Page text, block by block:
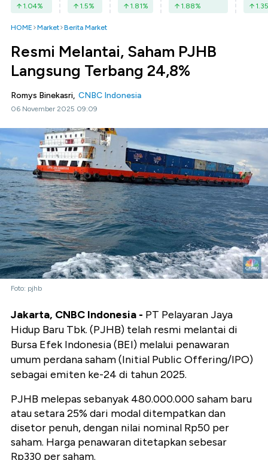
1.04% 1.5% 1.81% 1.88% 1.35
HOME Market Berita Market
Resmi Melantai, Saham PJHB
Langsung Terbang 24,8%
Romys Binekasri, CNBC Indonesia
06 November 2025 09:09
Foto: pjhb
Jakarta, CNBC Indonesia - PT Pelayaran Jaya
Hidup Baru Tbk. (PJHB) telah resmi melantai di
Bursa Efek Indonesia (BEI) melalui penawaran
umum perdana saham (Initial Public Offering/IPO)
sebagai emiten ke-24 di tahun 2025.
PJHB melepas sebanyak 480.000.000 saham baru
atau setara 25% dari modal ditempatkan dan
disetor penuh, dengan nilai nominal Rp50 per
saham. Harga penawaran ditetapkan sebesar
Rp330 per saham.